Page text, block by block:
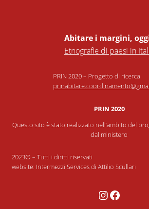
Abitare i margini,
Etnografie di paesi in
PRIN 2020 – Progetto di ricerca
PRIN 2020
Questo sito è stato realizzato nell’ambito del
dal ministero
2023© – Tutti i diritti riservati
website: Intermezzi Services di Attilio Scullari
InstagramFacebook